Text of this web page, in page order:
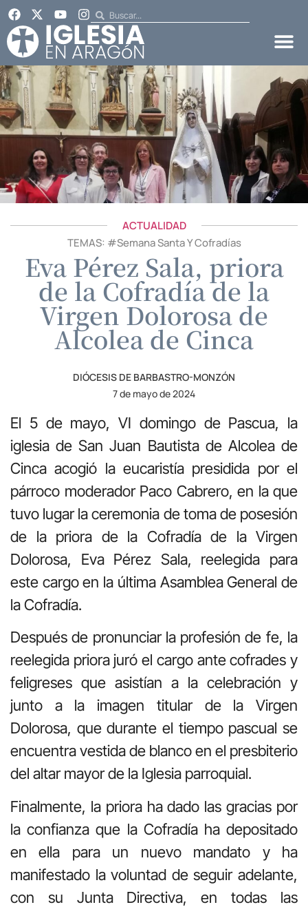
ACTUALIDAD
TEMAS: #Semana Santa Y Cofradías
Eva Pérez Sala, priora
de la Cofradía de la
Virgen Dolorosa de
Alcolea de Cinca
DIÓCESIS DE BARBASTRO-MONZÓN
7 de mayo de 2024
El 5 de mayo, VI domingo de Pascua, la
iglesia de San Juan Bautista de Alcolea de
Cinca acogió la eucaristía presidida por el
párroco moderador Paco Cabrero, en la que
tuvo lugar la ceremonia de toma de posesión
de la priora de la Cofradía de la Virgen
Dolorosa, Eva Pérez Sala, reelegida para
este cargo en la última Asamblea General de
la Cofradía.
Después de pronunciar la profesión de fe, la
reelegida priora juró el cargo ante cofrades y
feligreses que asistían a la celebración y
junto a la imagen titular de la Virgen
Dolorosa, que durante el tiempo pascual se
encuentra vestida de blanco en el presbiterio
del altar mayor de la Iglesia parroquial.
Finalmente, la priora ha dado las gracias por
la confianza que la Cofradía ha depositado
en ella para un nuevo mandato y ha
manifestado la voluntad de seguir adelante,
con su Junta Directiva, en todas las